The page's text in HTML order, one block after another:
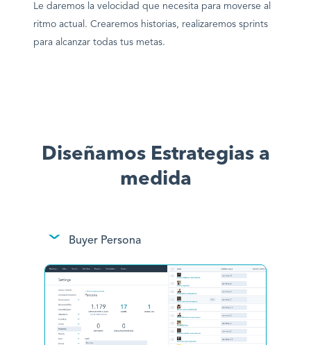
Le daremos la velocidad que necesita para moverse al
ritmo actual. Crearemos historias, realizaremos sprints
para alcanzar todas tus metas.
Diseñamos Estrategias a
medida
Buyer Persona